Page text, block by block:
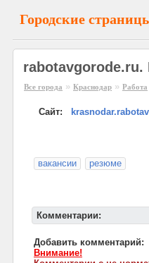
Городские
rabotavgorode.ru.
Все города » Краснодар » Работа
Сайт:
вакансии резюме
Комментарии:
Добавить комментарий:
Внимание!